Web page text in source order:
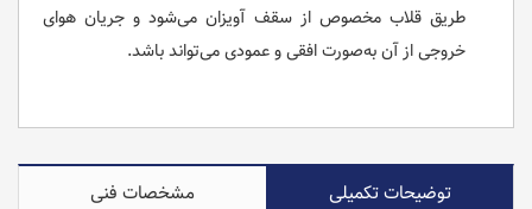
طریق قلاب مخصوص از سقف آویزان می‌شود و جریان هوای
خروجی از آن به‌صورت افقی و عمودی می‌تواند باشد.
توضیحات تکمیلی
مشخصات فنی